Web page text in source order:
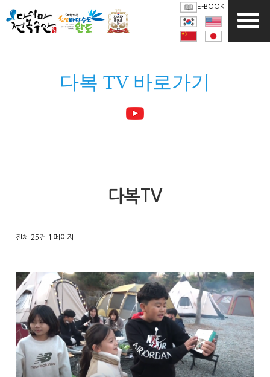
E-BOOK
다복 TV 바로가기
다복TV
전체 25건 1 페이지